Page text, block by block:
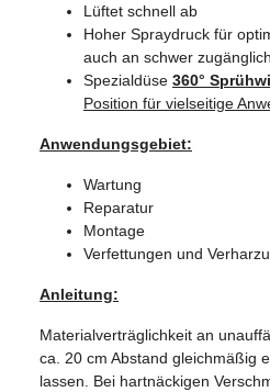
Lüftet schnell ab
Hoher Spraydruck für
auch an schwer
Spezialdüse 360°
Position für vielseitige
Anwendungsgebiet:
Wartung
Reparatur
Montage
Verfettungen und
Anleitung:
Materialverträglichkeit an
ca. 20 cm Abstand gleichmäßig
lassen. Bei hartnäckigen